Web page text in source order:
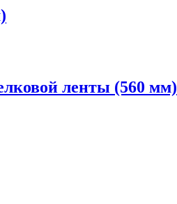
ленты (560 мм)